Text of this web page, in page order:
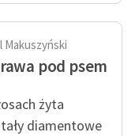
Makuszyński
pod psem
żyta
diamentowe